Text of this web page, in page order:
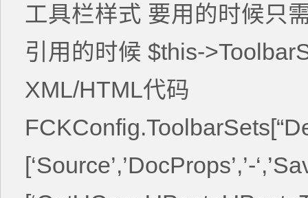
工具栏样式 要用的时候只
引用的时候 $this-
XML/HTML代码
[‘Source’,’DocProps’,’-